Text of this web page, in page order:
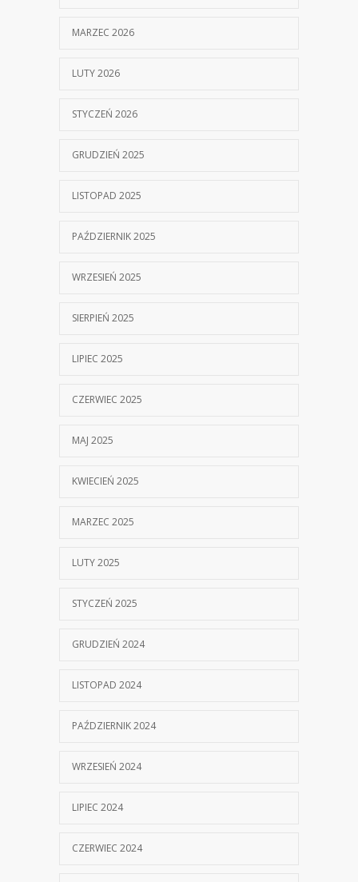
MARZEC 2026
LUTY 2026
STYCZEŃ 2026
GRUDZIEŃ 2025
LISTOPAD 2025
PAŹDZIERNIK 2025
WRZESIEŃ 2025
SIERPIEŃ 2025
LIPIEC 2025
CZERWIEC 2025
MAJ 2025
KWIECIEŃ 2025
MARZEC 2025
LUTY 2025
STYCZEŃ 2025
GRUDZIEŃ 2024
LISTOPAD 2024
PAŹDZIERNIK 2024
WRZESIEŃ 2024
LIPIEC 2024
CZERWIEC 2024